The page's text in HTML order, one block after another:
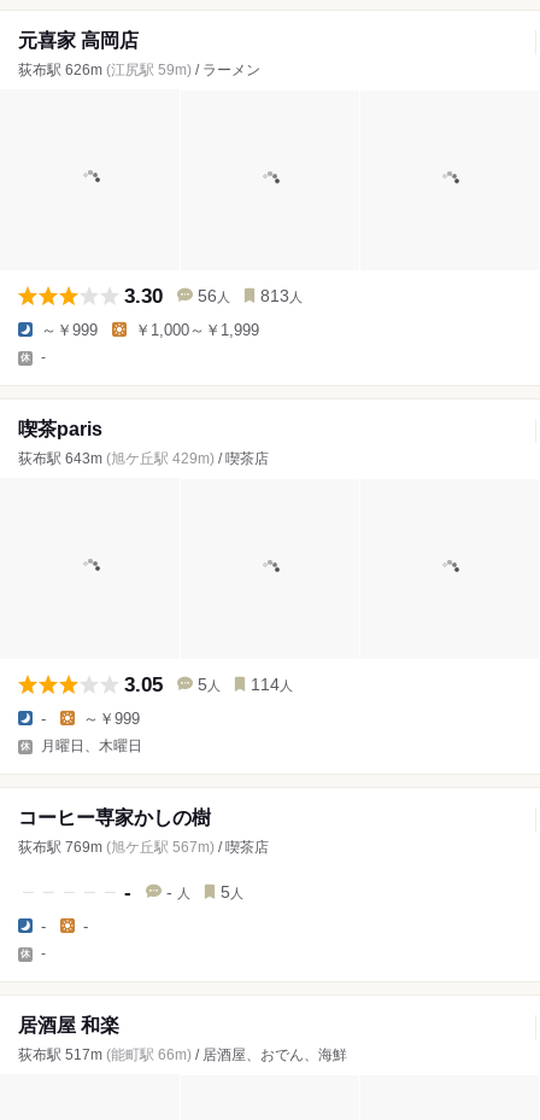
元喜家 高岡店
荻布駅 626m (江尻駅 59m) / ラーメン
3.30 56 人 813 人
～￥999 ￥1,000～￥1,999
-
喫茶paris
荻布駅 643m (旭ケ丘駅 429m) / 喫茶店
3.05 5 人 114 人
- ～￥999
月曜日、木曜日
コーヒー専家かしの樹
荻布駅 769m (旭ケ丘駅 567m) / 喫茶店
- - 人 5 人
- -
-
居酒屋 和楽
荻布駅 517m (能町駅 66m) / 居酒屋、おでん、海鮮